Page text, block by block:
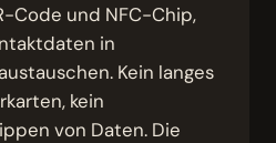
Code und NFC-Chip,
in
Kein langes
kein
von Daten. Die